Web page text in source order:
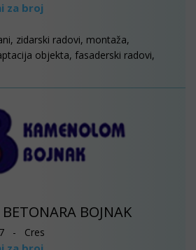
za broj
zidarski radovi, montaža,
objekta, fasaderski radovi,
BOJNAK
- Cres